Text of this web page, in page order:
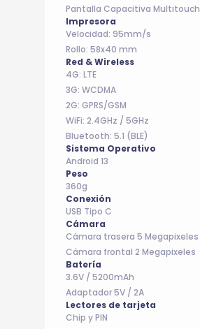
Pantalla Capacitiva Multitouch
Impresora
Velocidad: 95mm/s
Rollo: 58x40 mm
Red & Wireless
4G: LTE
3G: WCDMA
2G: GPRS/GSM
WiFi: 2.4GHz / 5GHz
Bluetooth: 5.1 (BLE)
Sistema Operativo
Android 13
Peso
360g
Conexión
USB Tipo C
Cámara
Cámara trasera 5 Megapixeles
Cámara frontal 2 Megapixeles
Batería
3.6V / 5200mAh
Adaptador 5V / 2A
Lectores de tarjeta
Chip y PIN